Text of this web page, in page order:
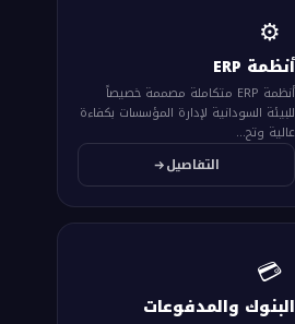
⚙️
أنظمة ERP
أنظمة ERP متكاملة مصممة خصيصاً
للبيئة السودانية لإدارة المؤسسات بكفاءة
عالية وتح...
التفاصيل
💳
البنوك والمدفوعات